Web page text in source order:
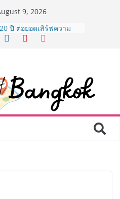
9, 2026
FAH พันธมิตรทางธุรกิจ
ปี ต่อยอดเสิร์ฟความ
2026” ยก
ท้องถิ่นสู่ตลาดเชิง
งยืน
ดศึกคนดังสายเกม ไทย
ใน “Rise of the Tenth